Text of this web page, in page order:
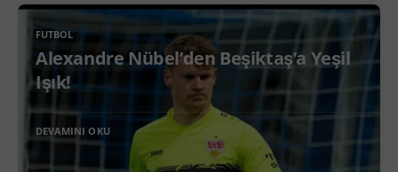
FUTBOL
Alexandre Nübel’den Beşiktaş’a Yeşil
Işık!
DEVAMINI OKU